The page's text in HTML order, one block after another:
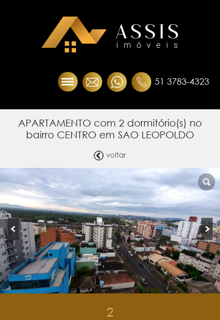
51 3783-4323
APARTAMENTO com 2 dormitório(s) no
bairro CENTRO em SAO LEOPOLDO
voltar
2